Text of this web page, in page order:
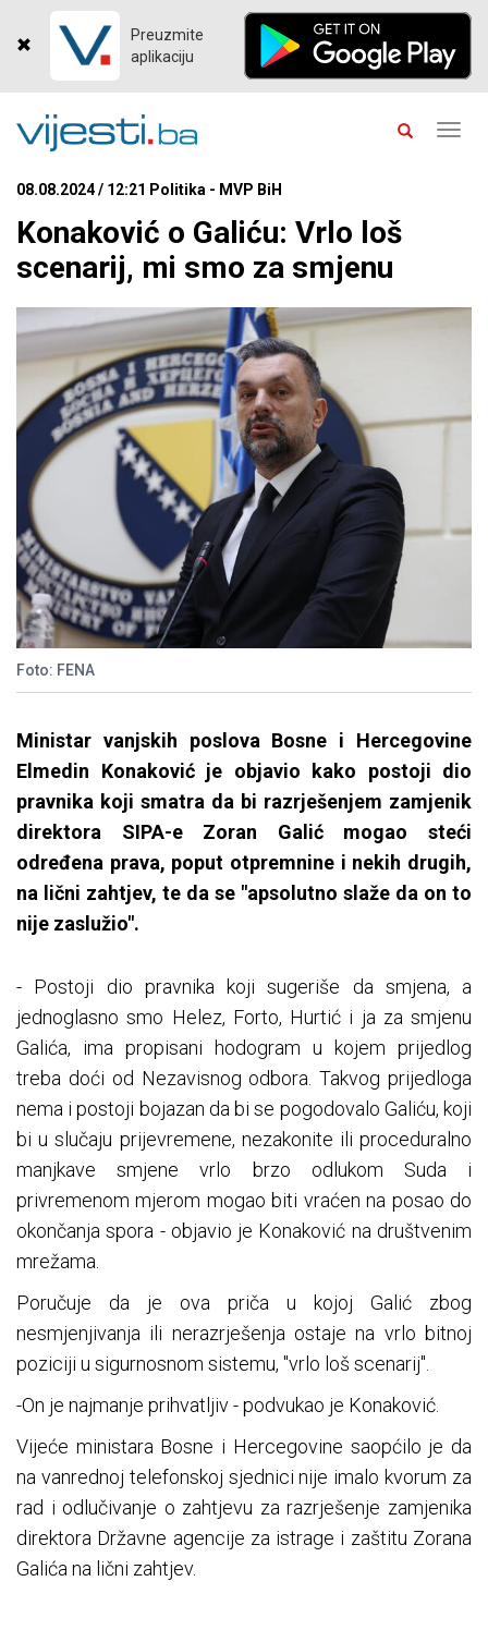
Preuzmite
aplikaciju
08.08.2024 / 12:21 Politika - MVP BiH
Konaković o Galiću: Vrlo loš
scenarij, mi smo za smjenu
Foto: FENA
Ministar vanjskih poslova Bosne i Hercegovine
Elmedin Konaković je objavio kako postoji dio
pravnika koji smatra da bi razrješenjem zamjenik
direktora SIPA-e Zoran Galić mogao steći
određena prava, poput otpremnine i nekih drugih,
na lični zahtjev, te da se "apsolutno slaže da on to
nije zaslužio".
- Postoji dio pravnika koji sugeriše da smjena, a
jednoglasno smo Helez, Forto, Hurtić i ja za smjenu
Galića, ima propisani hodogram u kojem prijedlog
treba doći od Nezavisnog odbora. Takvog prijedloga
nema i postoji bojazan da bi se pogodovalo Galiću, koji
bi u slučaju prijevremene, nezakonite ili proceduralno
manjkave smjene vrlo brzo odlukom Suda i
privremenom mjerom mogao biti vraćen na posao do
okončanja spora - objavio je Konaković na društvenim
mrežama.
Poručuje da je ova priča u kojoj Galić zbog
nesmjenjivanja ili nerazrješenja ostaje na vrlo bitnoj
poziciji u sigurnosnom sistemu, "vrlo loš scenarij".
-On je najmanje prihvatljiv - podvukao je Konaković.
Vijeće ministara Bosne i Hercegovine saopćilo je da
na vanrednoj telefonskoj sjednici nije imalo kvorum za
rad i odlučivanje o zahtjevu za razrješenje zamjenika
direktora Državne agencije za istrage i zaštitu Zorana
Galića na lični zahtjev.